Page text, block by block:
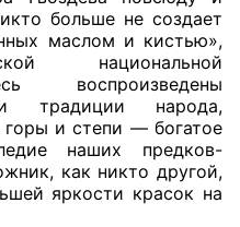
больше не создает
маслом и кистью»,
национальной
воспроизведены
традиции народа,
и степи — богатое
наших предков-
как никто другой,
яркости красок на